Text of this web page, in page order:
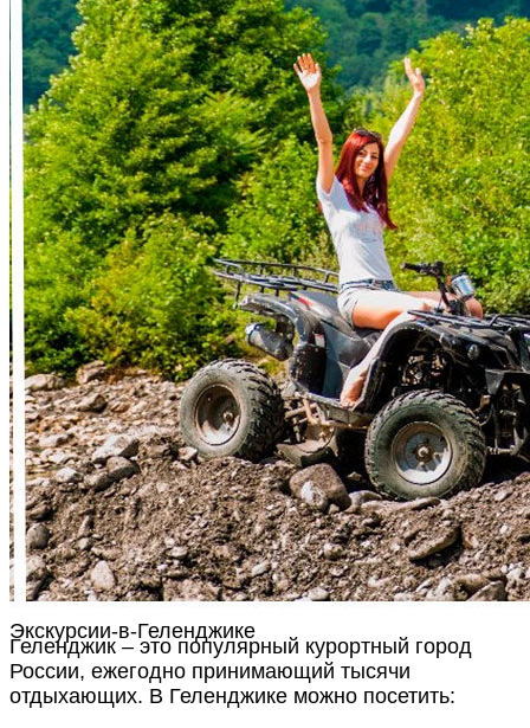
Экскурсии-в-Геленджике
Геленджик – это популярный курортный город
России, ежегодно принимающий тысячи
отдыхающих. В Геленджике можно посетить: